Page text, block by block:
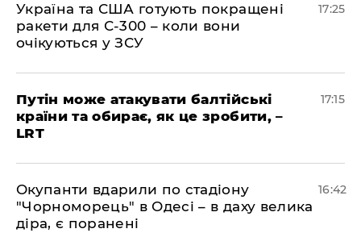
​Україна та США готують покращені
ракети для С-300 – коли вони
очікуються у ЗСУ
17:25
​Путін може атакувати балтійські
країни та обирає, як це зробити, –
LRT
17:15
​Окупанти вдарили по стадіону
"Чорноморець" в Одесі – в даху велика
діра, є поранені
16:42